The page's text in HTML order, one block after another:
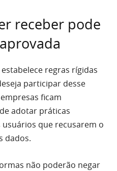
receber pode
regras rígidas
participar desse
ficam
adotar práticas
que recusarem o
dados.
não poderão negar